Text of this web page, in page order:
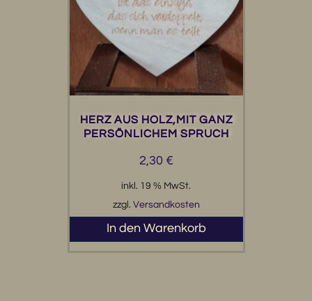
HERZ AUS HOLZ,MIT GANZ
PERSÖNLICHEM SPRUCH
2,30 €
inkl. 19 % MwSt.
zzgl. Versandkosten
In den Warenkorb